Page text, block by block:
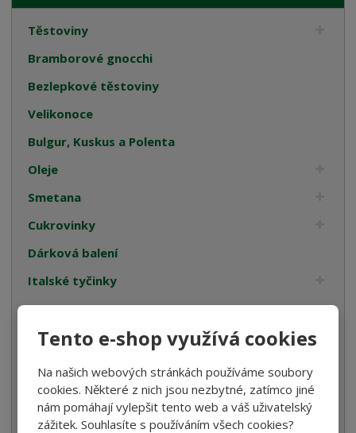
Tento e-shop využívá cookies
Na našich webových stránkách používáme soubory
cookies. Některé z nich jsou nezbytné, zatímco jiné
nám pomáhají vylepšit tento web a váš uživatelský
zážitek. Souhlasíte s používáním všech cookies?
Těstoviny
Bramborové gnocchi
Bezlepkové těstoviny
Velikonoce
Bulgur, Kuskus a Polenta
Oleje
Smetana
Cukrovinky
Dárková balení
Italské tyčinky
Kompoty
Káva
Luštěniny
Mořská sůl